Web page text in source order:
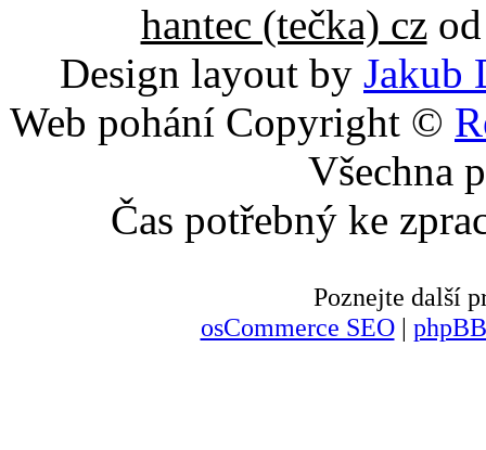
hantec (tečka) czod
Design layout by Jakub
Web pohání Copyright ©
Všechna
Čas potřebný ke
Poznejte další
osCommerce SEO|